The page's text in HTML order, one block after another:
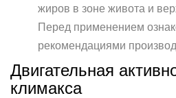
жиров в зоне живота и
Перед применением
рекомендациями
Двигательная
климакса